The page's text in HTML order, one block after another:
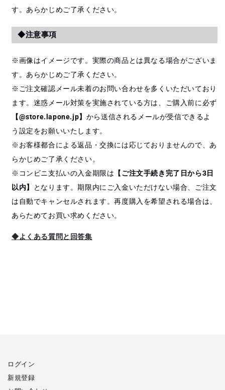
す。あらかじめご了承ください。
◆注意事項
※画像はイメージです。実際の商品とは異なる場合がございま
す。あらかじめご了承ください。
※ご注文確認メール未着のお問い合わせを多くいただいており
ます。迷惑メール対策を実施されている方は、ご購入前に必ず
【@store.lapone.jp】 から送信されるメールが受信できるよ
う設定をお願いいたします。
※お客様都合による返品・交換には応じておりませんので、あ
らかじめご了承ください。
※コンビニ支払いの入金期限は 【ご注文手続き完了日から3日
以内】
となります。期限内にご入金いただけない場合、ご注文
は自動でキャンセルされます。再度購入を希望される場合は、
あらためてお買い求めください。
◆よくある質問と回答集
ログイン
新規登録